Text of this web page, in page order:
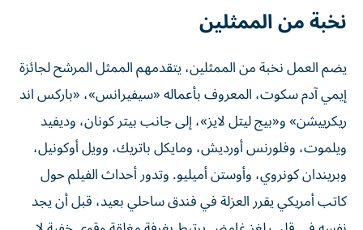
نخبة من الممثلين
يضم العمل نخبة من الممثلين، يتقدمهم الممثل المرشح لجائزة
إيمي آدم سكوت، المعروف بأعماله «سيفيرانس»، «باركس اند
ريكرييشن» و«بيج ليتل لايز»، إلى جانب بيتر كونان، وديفيد
ويلموت، وفلورنس أورديش، ومايكل باتريك، وويل أوكونيل،
وبريندان كونروي، وأوستن أميليو. وتدور أحداث الفيلم حول
كاتب أمريكي يقرر العزلة في فندق ساحلي بعيد، قبل أن يجد